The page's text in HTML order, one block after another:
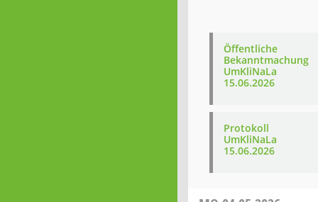
Öffentliche
Bekanntmachung
UmKliNaLa
15.06.2026
Protokoll
UmKliNaLa
15.06.2026